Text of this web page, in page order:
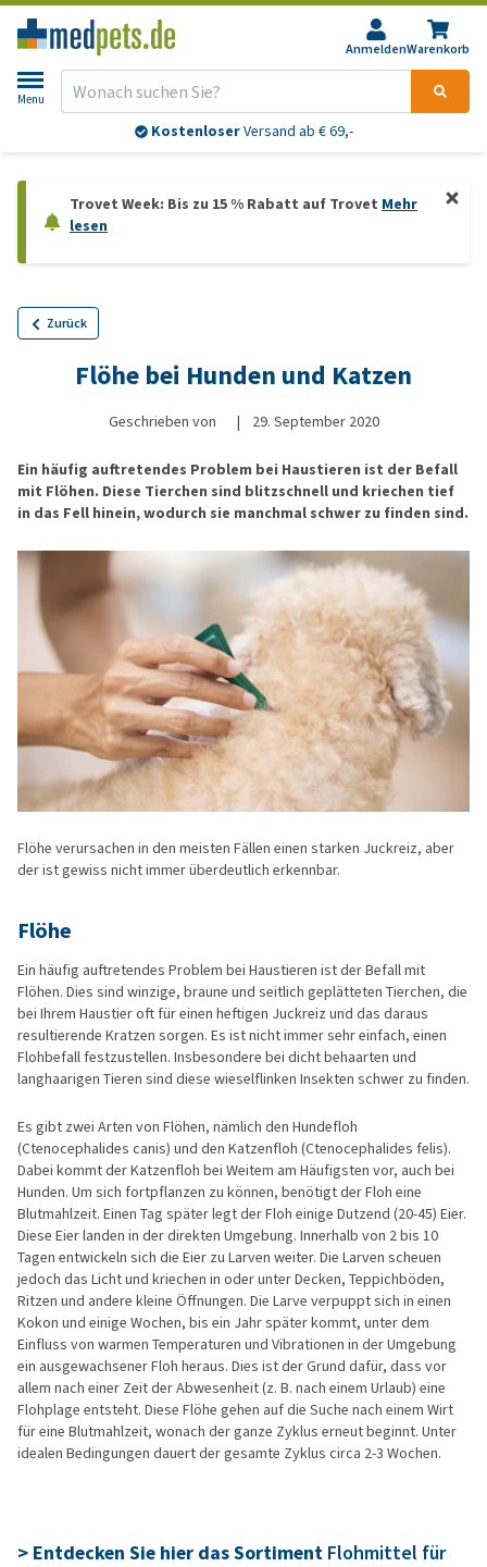
AnmeldenWarenkorb
Menu
KostenloserVersand ab € 69,-
Trovet Week: Bis zu 15 % Rabatt auf Trovet Mehr
lesen
Zurück
Flöhe bei Hunden und Katzen
Geschrieben von | 29. September 2020
Ein häufig auftretendes Problem bei Haustieren ist der Befall
mit Flöhen. Diese Tierchen sind blitzschnell und kriechen tief
in das Fell hinein, wodurch sie manchmal schwer zu finden sind.
Flöhe verursachen in den meisten Fällen einen starken Juckreiz, aber
der ist gewiss nicht immer überdeutlich erkennbar.
Flöhe
Ein häufig auftretendes Problem bei Haustieren ist der Befall mit
Flöhen. Dies sind winzige, braune und seitlich geplätteten Tierchen, die
bei Ihrem Haustier oft für einen heftigen Juckreiz und das daraus
resultierende Kratzen sorgen. Es ist nicht immer sehr einfach, einen
Flohbefall festzustellen. Insbesondere bei dicht behaarten und
langhaarigen Tieren sind diese wieselflinken Insekten schwer zu finden.
Es gibt zwei Arten von Flöhen, nämlich den Hundefloh
(Ctenocephalides canis) und den Katzenfloh (Ctenocephalides felis).
Dabei kommt der Katzenfloh bei Weitem am Häufigsten vor, auch bei
Hunden. Um sich fortpflanzen zu können, benötigt der Floh eine
Blutmahlzeit. Einen Tag später legt der Floh einige Dutzend (20-45) Eier.
Diese Eier landen in der direkten Umgebung. Innerhalb von 2 bis 10
Tagen entwickeln sich die Eier zu Larven weiter. Die Larven scheuen
jedoch das Licht und kriechen in oder unter Decken, Teppichböden,
Ritzen und andere kleine Öffnungen. Die Larve verpuppt sich in einen
Kokon und einige Wochen, bis ein Jahr später kommt, unter dem
Einfluss von warmen Temperaturen und Vibrationen in der Umgebung
ein ausgewachsener Floh heraus. Dies ist der Grund dafür, dass vor
allem nach einer Zeit der Abwesenheit (z. B. nach einem Urlaub) eine
Flohplage entsteht. Diese Flöhe gehen auf die Suche nach einem Wirt
für eine Blutmahlzeit, wonach der ganze Zyklus erneut beginnt. Unter
idealen Bedingungen dauert der gesamte Zyklus circa 2-3 Wochen.
> Entdecken Sie hier das Sortiment Flohmittel für